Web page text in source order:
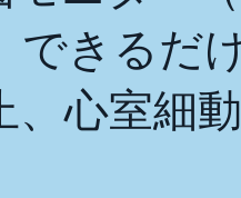
できるだ
、心室細